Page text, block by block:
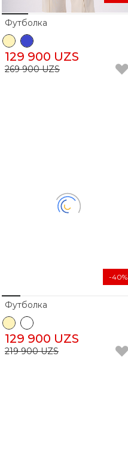
Футболка
129 900 UZS
269 900 UZS
Футболка
129 900 UZS
219 900 UZS
-40%